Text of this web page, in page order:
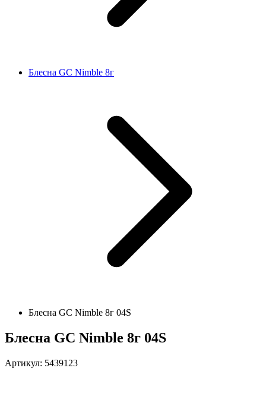
Блесна GC Nimble 8г
Блесна GC Nimble 8г 04S
Блесна GC Nimble 8г 04S
Артикул: 5439123